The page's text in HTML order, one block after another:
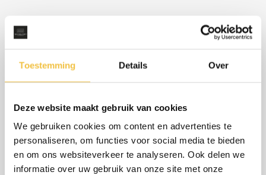
Toestemming Details Over
Deze website maakt gebruik van cookies
We gebruiken cookies om content en advertenties te
personaliseren, om functies voor social media te bieden
en om ons websiteverkeer te analyseren. Ook delen we
informatie over uw gebruik van onze site met onze